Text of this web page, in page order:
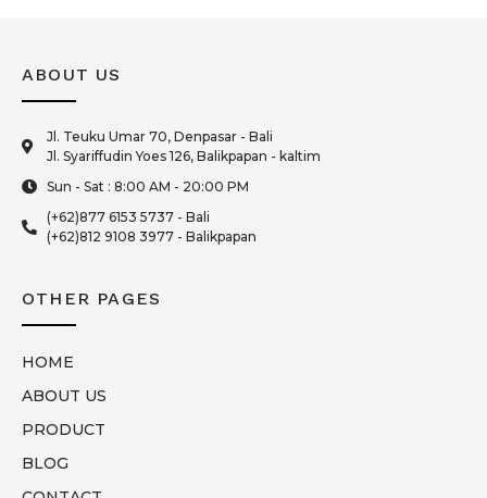
ABOUT US
Jl. Teuku Umar 70, Denpasar - Bali
Jl. Syariffudin Yoes 126, Balikpapan - kaltim
Sun - Sat : 8:00 AM - 20:00 PM
(+62)877 6153 5737 - Bali
(+62)812 9108 3977 - Balikpapan
OTHER PAGES
HOME
ABOUT US
PRODUCT
BLOG